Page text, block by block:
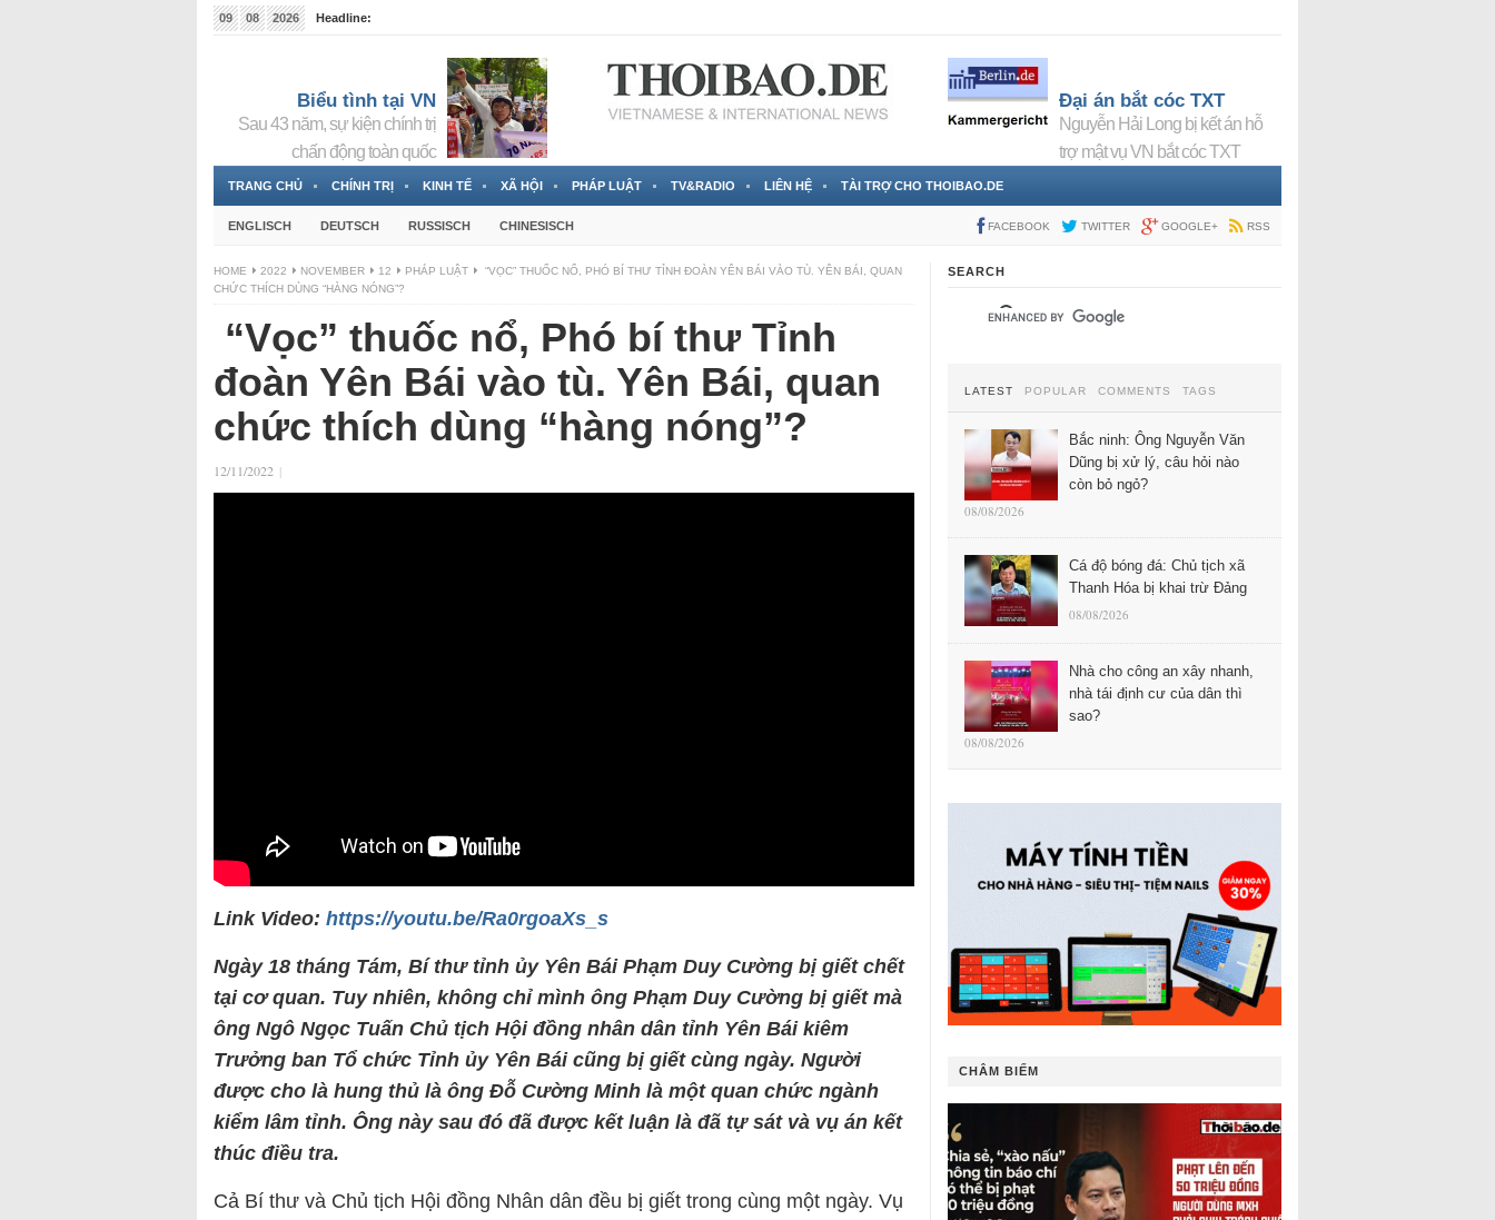
09 08 2026
Headline:
Biểu tình tại VN
Sau 43 năm, sự kiện chính trị
chấn động toàn quốc
Đại án bắt cóc TXT
Nguyễn Hải Long bị kết án hỗ
trợ mật vụ VN bắt cóc TXT
TRANG CHỦ CHÍNH TRỊ KINH TẾ XÃ HỘI PHÁP LUẬT TV&RADIO LIÊN HỆ TÀI TRỢ CHO THOIBAO.DE
ENGLISCH DEUTSCH RUSSISCH CHINESISCH FACEBOOK TWITTER GOOGLE+ RSS
HOME 2022 NOVEMBER 12 PHÁP LUẬT
“VỌC” THUỐC NỔ, PHÓ BÍ THƯ TỈNH ĐOÀN YÊN BÁI VÀO TÙ. YÊN BÁI, QUAN
CHỨC THÍCH DÙNG “HÀNG NÓNG”?
“Vọc” thuốc nổ, Phó bí thư Tỉnh
đoàn Yên Bái vào tù. Yên Bái, quan
chức thích dùng “hàng nóng”?
12/11/2022 |
Link Video: https://youtu.be/Ra0rgoaXs_s
Ngày 18 tháng Tám, Bí thư tỉnh ủy Yên Bái Phạm Duy Cường bị giết chết
tại cơ quan. Tuy nhiên, không chỉ mình ông Phạm Duy Cường bị giết mà
ông Ngô Ngọc Tuấn Chủ tịch Hội đồng nhân dân tỉnh Yên Bái kiêm
Trưởng ban Tổ chức Tỉnh ủy Yên Bái cũng bị giết cùng ngày. Người
được cho là hung thủ là ông Đỗ Cường Minh là một quan chức ngành
kiểm lâm tỉnh. Ông này sau đó đã được kết luận là đã tự sát và vụ án kết
thúc điều tra.
Cả Bí thư và Chủ tịch Hội đồng Nhân dân đều bị giết trong cùng một ngày. Vụ
SEARCH
LATEST POPULAR COMMENTS TAGS
Bắc ninh: Ông Nguyễn Văn
Dũng bị xử lý, câu hỏi nào
còn bỏ ngỏ?
08/08/2026
Cá độ bóng đá: Chủ tịch xã
Thanh Hóa bị khai trừ Đảng
08/08/2026
Nhà cho công an xây nhanh,
nhà tái định cư của dân thì
sao?
08/08/2026
CHÂM BIẾM